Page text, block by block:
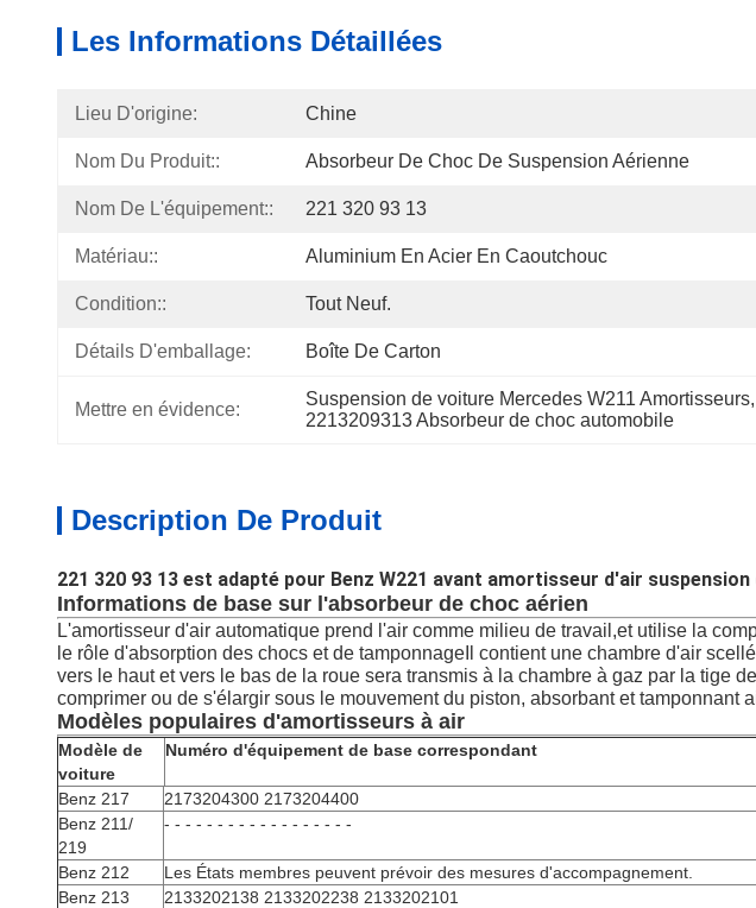
Les Informations Détaillées
Lieu D'origine: Chine
Nom Du Produit:: Absorbeur De Choc De Suspension Aérienne
Nom De L'équipement:: 221 320 93 13
Matériau:: Aluminium En Acier En Caoutchouc
Condition:: Tout Neuf.
Détails D'emballage: Boîte De Carton
Mettre en évidence:
Suspension de voiture Mercedes W211 Amortisseurs,
2213209313 Absorbeur de choc automobile
Description De Produit
221 320 93 13 est adapté pour Benz W221 avant amortisseur d'air
Informations de base sur l'absorbeur de choc aérien
L'amortisseur d'air automatique prend l'air comme milieu de travail,et utilise la
le rôle d'absorption des chocs et de tamponnageIl contient une chambre d'air
vers le haut et vers le bas de la roue sera transmis à la chambre à gaz par la tige
comprimer ou de s'élargir sous le mouvement du piston, absorbant et tamponnant
Modèles populaires d'amortisseurs à air
Modèle de
voiture
Numéro d'équipement de base correspondant
Benz 217
2173204300 2173204400
Benz 211/
219
- - - - - - - - - - - - - - - - - -
Benz 212
Les États membres peuvent prévoir des mesures d'accompagnement.
Benz 213
2133202138 2133202238 2133202101